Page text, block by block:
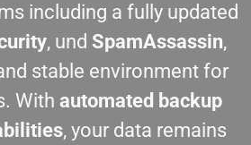
including a fully updated
, und SpamAssassin,
stable environment for
With automated backup
, your data remains